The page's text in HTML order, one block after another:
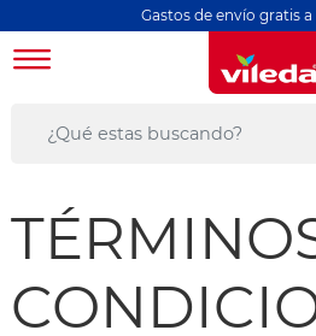
Gastos de envío gratis a